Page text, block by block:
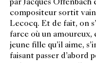
par Jacques
compositeur sortit
Lecocq. Et de fait, on
farce où un amoureux,
jeune fille qu’il aime,
faisant passer d’abord